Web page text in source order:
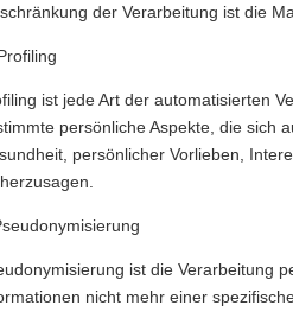
der Verarbeitung ist die
ist jede Art der automatisierten
persönliche Aspekte, die sich
persönlicher Vorlieben,
ist die Verarbeitung
nicht mehr einer